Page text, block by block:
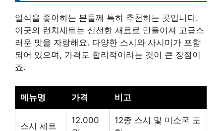
일식을 좋아하는 분들께 특히 추천하는 곳입니다.
이곳의 런치세트는 신선한 재료로 만들어져 고급스
러운 맛을 자랑해요. 다양한 스시와 사시미가 포함
되어 있으며, 가격도 합리적이라는 것이 큰 장점이
죠.
메뉴명 가격 비고
스시 세트
12.000
12종 스시 및 미소국 포